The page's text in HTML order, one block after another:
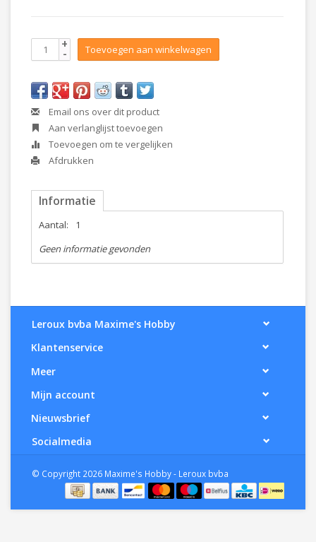
+
- Toevoegen aan winkelwagen
Email ons over dit product
Aan verlanglijst toevoegen
Toevoegen om te vergelijken
Afdrukken
Informatie
Aantal:
1
Geen informatie gevonden
Leroux bvba Maxime's Hobby
Klantenservice
Meer
Mijn account
Nieuwsbrief
Socialmedia
© Copyright 2026 Maxime's Hobby - Leroux bvba